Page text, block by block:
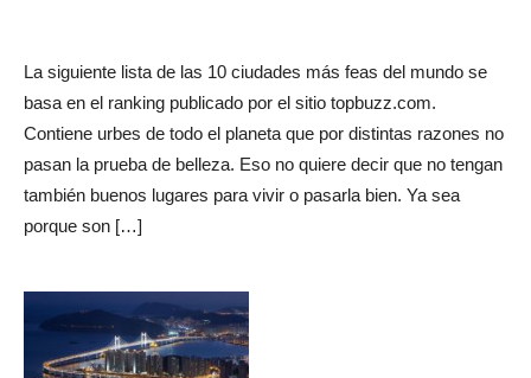
La siguiente lista de las 10 ciudades más feas del mundo se
basa en el ranking publicado por el sitio topbuzz.com.
Contiene urbes de todo el planeta que por distintas razones no
pasan la prueba de belleza. Eso no quiere decir que no tengan
también buenos lugares para vivir o pasarla bien. Ya sea
porque son […]